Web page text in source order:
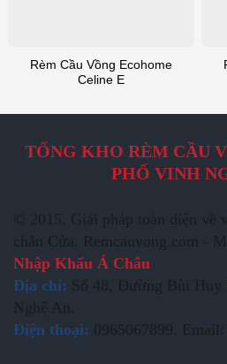
Rèm Cầu Vồng Ecohome
Celine E
TỔNG KHO RÈM CẦU
PHỐ VINH
© 2015. Giải pháp toàn diện về
chắn Cửa. Remcauvong.com -
Nhập Khẩu Á Châu
Địa chỉ: Số 48, Đường Bùi Huy
Nghệ An.
Điện thoại: 0965067899.